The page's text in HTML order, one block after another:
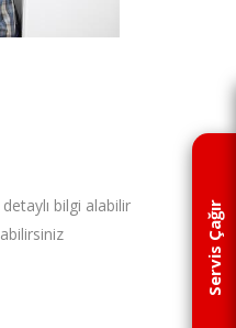
Servis Çağır
bilgi alabilir